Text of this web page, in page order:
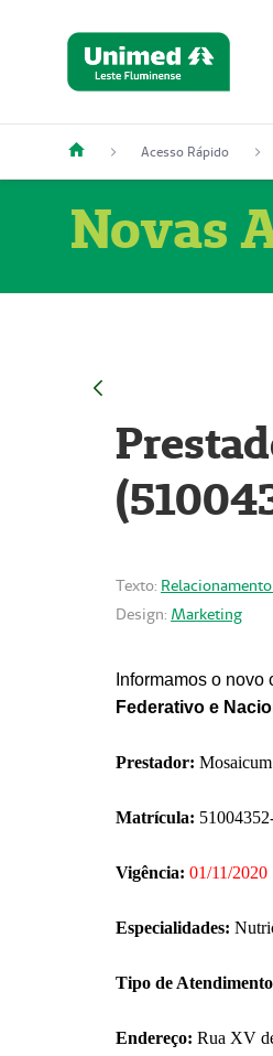
Acesso Rápido
Novas
Texto:
Design: Marketing
Informamos o
Federativo e
Prestador:
Matrícula:
Vigência: 01/11/2020
Especialidades:
Tipo de
Endereço: Rua XV